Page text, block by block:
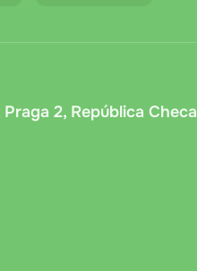
2, República Checa